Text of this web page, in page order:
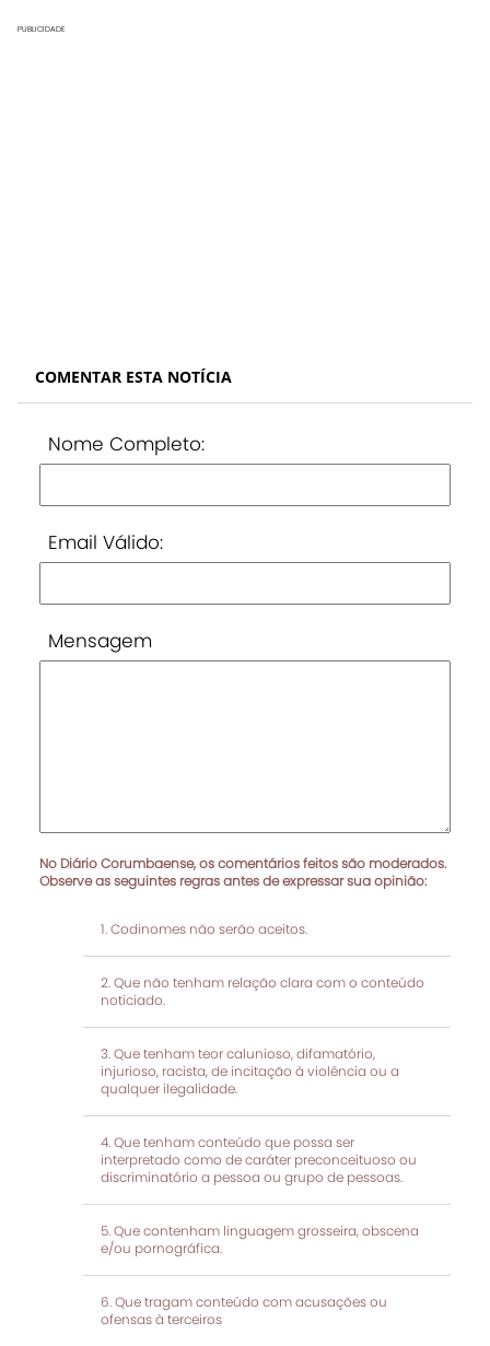
PUBLICIDADE
COMENTAR ESTA NOTÍCIA
Nome Completo:
Email Válido:
Mensagem
No Diário Corumbaense, os comentários feitos são moderados.
Observe as seguintes regras antes de expressar sua opinião:
Codinomes não serão aceitos.
Que não tenham relação clara com o conteúdo
noticiado.
Que tenham teor calunioso, difamatório,
injurioso, racista, de incitação à violência ou a
qualquer ilegalidade.
Que tenham conteúdo que possa ser
interpretado como de caráter preconceituoso ou
discriminatório a pessoa ou grupo de pessoas.
Que contenham linguagem grosseira, obscena
e/ou pornográfica.
Que tragam conteúdo com acusações ou
ofensas à terceiros